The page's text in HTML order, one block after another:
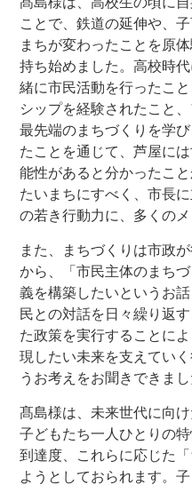
ことで、鉄道の延伸や、
まちが変わったことを原
持ち始めました。高校時
緒に市民活動を行ったこ
シップを経験されたこと
最先端のまちづくりを学
たことを通じて、芦屋に
能性があると分かったこ
たいまちにすべく、市長
の若き行動力に、多くの
また、まちづくりは市政
から、「市民主体のまち
義を構築したいというお
民との対話を日々繰り返
た政策を実行することに
現したい未来を支えてい
うお考えをお聞きできまし
髙島様は、未来世代に向
子どもたち一人ひとりの
到達度、これらに応じた
ようとしておられます。